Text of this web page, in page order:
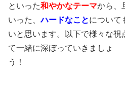
といった和やかなテーマから、
いった、ハードなことについて
いと思います。以下で様々な
て一緒に深ぼっていきましょ
う